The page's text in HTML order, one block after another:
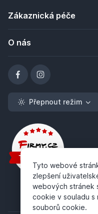
Zákaznická péče
O nás
Přepnout režim
Tyto webové
zlepšení
webových stránek
cookie v souladu s
souborů cookie.